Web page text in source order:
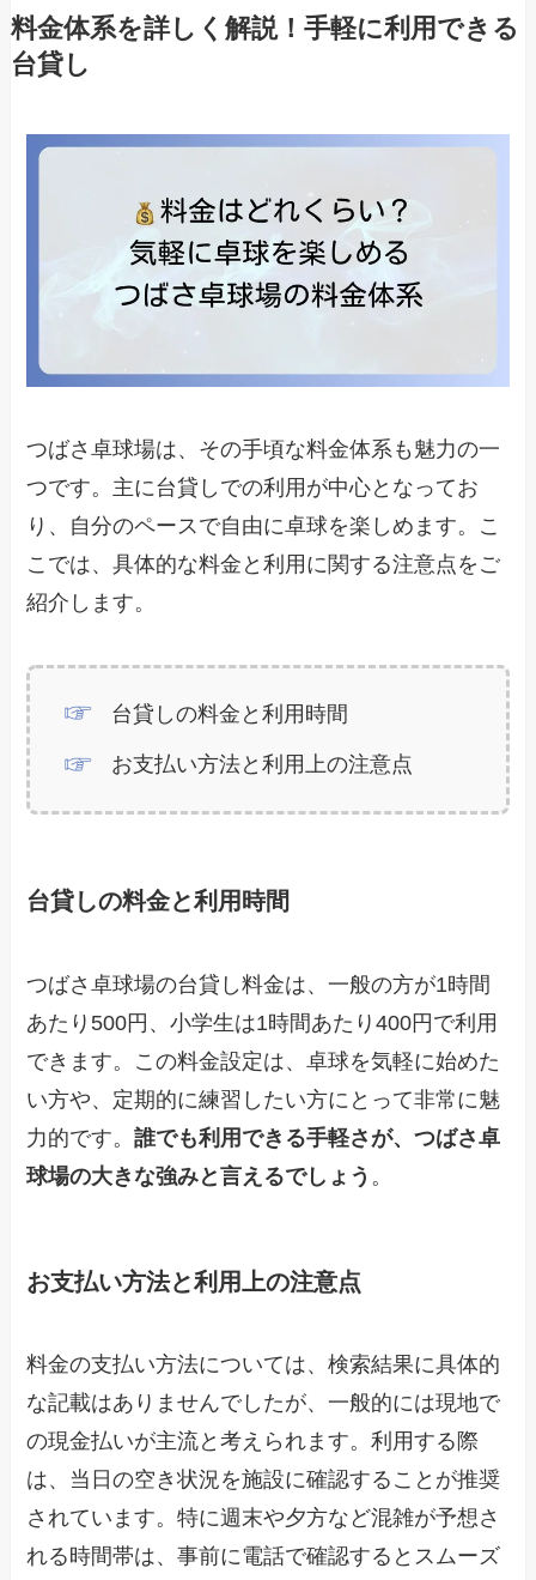
料金体系を詳しく解説！手軽に利用できる
台貸し
つばさ卓球場は、その手頃な料金体系も魅力の一
つです。主に台貸しでの利用が中心となってお
り、自分のペースで自由に卓球を楽しめます。こ
こでは、具体的な料金と利用に関する注意点をご
紹介します。
台貸しの料金と利用時間
お支払い方法と利用上の注意点
台貸しの料金と利用時間
つばさ卓球場の台貸し料金は、一般の方が1時間
あたり500円、小学生は1時間あたり400円で利用
できます。この料金設定は、卓球を気軽に始めた
い方や、定期的に練習したい方にとって非常に魅
力的です。誰でも利用できる手軽さが、つばさ卓
球場の大きな強みと言えるでしょう 。
お支払い方法と利用上の注意点
料金の支払い方法については、検索結果に具体的
な記載はありませんでしたが、一般的には現地で
の現金払いが主流と考えられます。利用する際
は、当日の空き状況を施設に確認することが推奨
されています。特に週末や夕方など混雑が予想さ
れる時間帯は、事前に電話で確認するとスムーズ